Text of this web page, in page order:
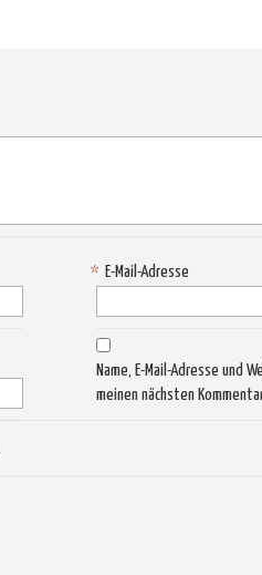
E-Mail-Adresse
*
Name, E-Mail-Adresse und
meinen nächsten